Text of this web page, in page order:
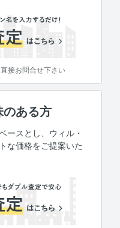
接お問合せ下さい
のある方
ースとし、ウィル・
な価格をご提案いた